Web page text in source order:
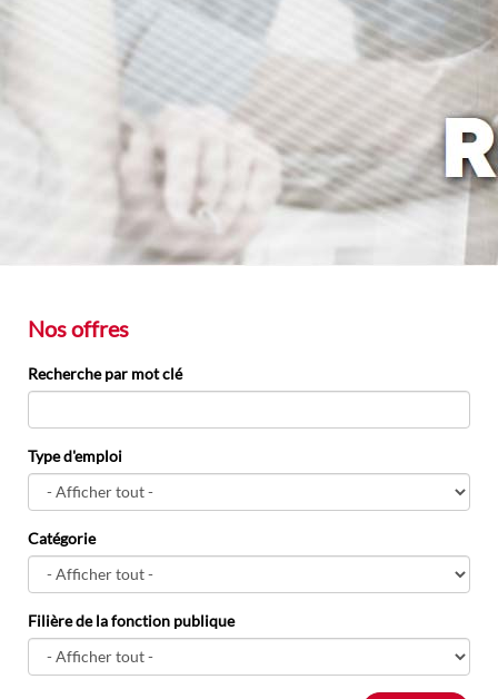
Nos offres
Recherche par mot clé
Type d'emploi
Catégorie
Filière de la fonction publique